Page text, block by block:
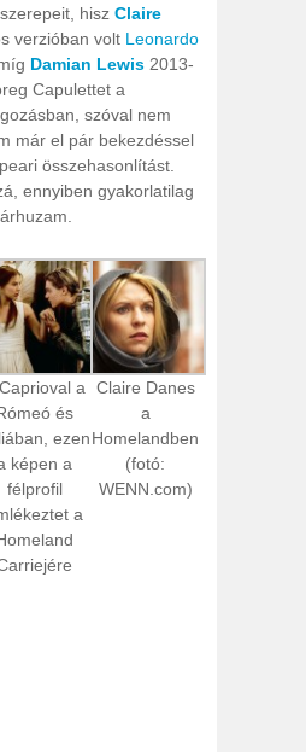
hisz Claire
verzióban volt Leonardo
Damian Lewis 2013-
Capulettet a
szóval nem
már el pár bekezdéssel
összehasonlítást.
ennyiben gyakorlatilag
a
és
ezen
képen a
félprofil
a
Claire Danes
a
Homelandben
(fotó:
WENN.com)